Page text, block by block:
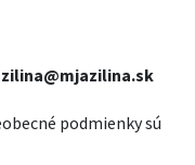
podmienky sú